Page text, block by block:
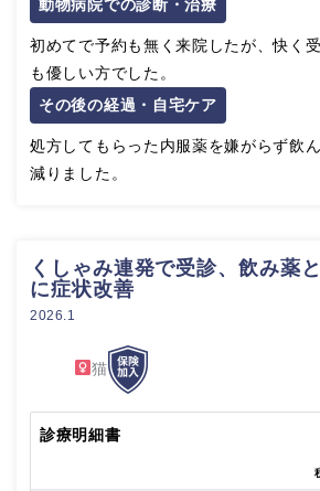
動物病院での診断・治療
初めてで予約も無く来院したが、快く
も優しい方でした。
その後の経過・自宅ケア
処方してもらった内服薬を嫌がらず飲
減りました。
くしゃみ連発で受診、飲み薬
に症状改善
2026.1
猫
診療明細書